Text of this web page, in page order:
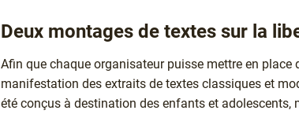
Deux montages de textes sur la
Afin que chaque organisateur puisse mettre en place
manifestation des extraits de textes classiques et
été conçus à destination des enfants et adolescents,